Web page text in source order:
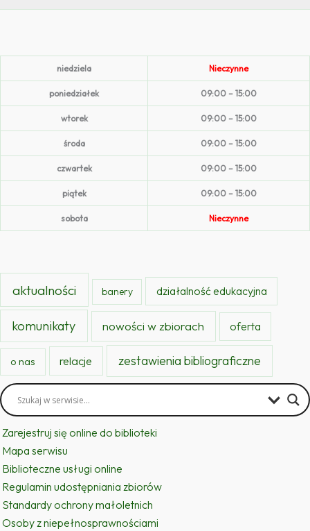
niedziela Nieczynne
poniedziałek 09:00 – 15:00
wtorek 09:00 – 15:00
środa 09:00 – 15:00
czwartek 09:00 – 15:00
piątek 09:00 – 15:00
sobota Nieczynne
aktualności banery działalność edukacyjna
komunikaty nowości w zbiorach oferta
o nas relacje zestawienia bibliograficzne
Zarejestruj się online do biblioteki
Mapa serwisu
Biblioteczne usługi online
Regulamin udostępniania zbiorów
Standardy ochrony małoletnich
Osoby z niepełnosprawnościami